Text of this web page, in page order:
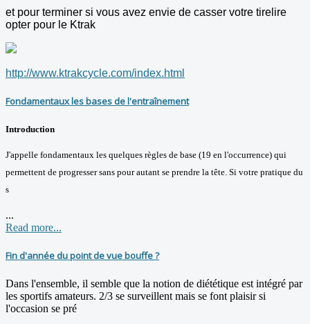
et pour terminer si vous avez envie de casser votre tirelire
opter pour le Ktrak
http://www.ktrakcycle.com/index.html
Fondamentaux les bases de l'entraînement
Introduction
J'appelle fondamentaux les quelques règles de base (19 en l'occurrence) qui
permettent de progresser sans pour autant se prendre la tête. Si votre pratique du
s
...
Read more...
Fin d'année du point de vue bouffe ?
Dans l'ensemble, il semble que la notion de diététique est intégré par
les sportifs amateurs. 2/3 se surveillent mais se font plaisir si
l'occasion se pré